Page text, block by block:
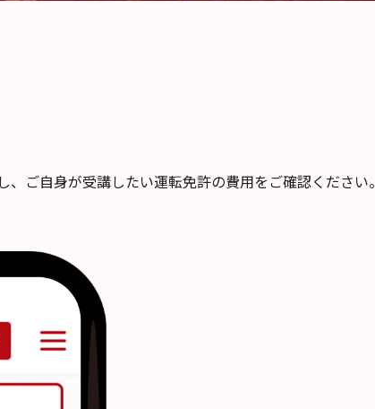
ご自身が受講したい運転免許の費用をご確認ください。